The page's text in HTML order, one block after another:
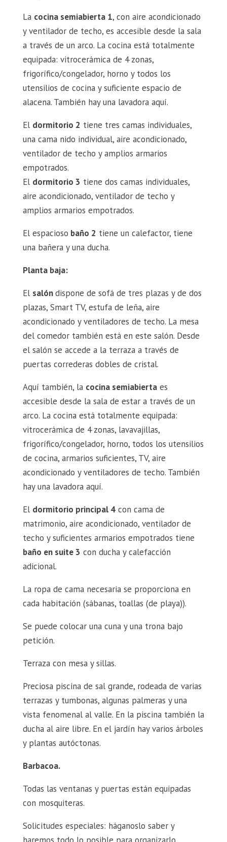
La cocina semiabierta 1, con aire acondicionado
y ventilador de techo, es accesible desde la sala
a través de un arco. La cocina está totalmente
equipada: vitrocerámica de 4 zonas,
frigorífico/congelador, horno y todos los
utensilios de cocina y suficiente espacio de
alacena. También hay una lavadora aquí.
El dormitorio 2 tiene tres camas individuales,
una cama nido individual, aire acondicionado,
ventilador de techo y amplios armarios
empotrados.
El dormitorio 3 tiene dos camas individuales,
aire acondicionado, ventilador de techo y
amplios armarios empotrados.
El espacioso baño 2 tiene un calefactor, tiene
una bañera y una ducha.
Planta baja:
El salóndispone de sofá de tres plazas y de dos
plazas, Smart TV, estufa de leña, aire
acondicionado y ventiladores de techo. La mesa
del comedor también está en este salón. Desde
el salón se accede a la terraza a través de
puertas correderas dobles de cristal.
Aquí también, la cocina semiabiertaes
accesible desde la sala de estar a través de un
arco. La cocina está totalmente equipada:
vitrocerámica de 4 zonas, lavavajillas,
frigorífico/congelador, horno, todos los utensilios
de cocina, armarios suficientes, TV, aire
acondicionado y ventiladores de techo. También
hay una lavadora aquí.
El dormitorio principal 4con cama de
matrimonio, aire acondicionado, ventilador de
techo y suficientes armarios empotrados tiene
baño en suite 3 con ducha y calefacción
adicional.
La ropa de cama necesaria se proporciona en
cada habitación (sábanas, toallas (de playa)).
Se puede colocar una cuna y una trona bajo
petición.
Terraza con mesa y sillas.
Preciosa piscina de sal grande, rodeada de varias
terrazas y tumbonas, algunas palmeras y una
vista fenomenal al valle. En la piscina también la
ducha al aire libre. En el jardín hay varios árboles
y plantas autóctonas.
Barbacoa.
Todas las ventanas y puertas están equipadas
con mosquiteras.
Solicitudes especiales: háganoslo saber y